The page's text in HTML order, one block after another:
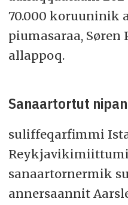
70.000 koruuninik
piumasaraa,
allappoq.
Sanaartortut
suliffeqarfimmi
sanaartornermik
annersaannit